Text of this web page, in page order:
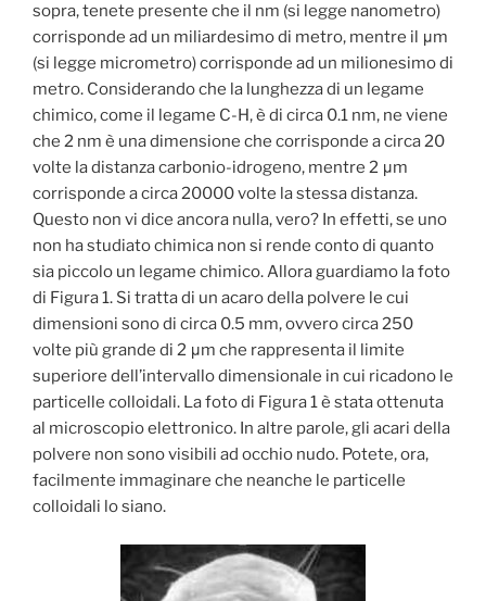
sopra, tenete presente che il nm (si legge nanometro)
corrisponde ad un miliardesimo di metro, mentre il μm
(si legge micrometro) corrisponde ad un milionesimo di
metro. Considerando che la lunghezza di un legame
chimico, come il legame C-H, è di circa 0.1 nm, ne viene
che 2 nm è una dimensione che corrisponde a circa 20
volte la distanza carbonio-idrogeno, mentre 2 μm
corrisponde a circa 20000 volte la stessa distanza.
Questo non vi dice ancora nulla, vero? In effetti, se uno
non ha studiato chimica non si rende conto di quanto
sia piccolo un legame chimico. Allora guardiamo la foto
di Figura 1. Si tratta di un acaro della polvere le cui
dimensioni sono di circa 0.5 mm, ovvero circa 250
volte più grande di 2 μm che rappresenta il limite
superiore dell’intervallo dimensionale in cui ricadono le
particelle colloidali. La foto di Figura 1 è stata ottenuta
al microscopio elettronico. In altre parole, gli acari della
polvere non sono visibili ad occhio nudo. Potete, ora,
facilmente immaginare che neanche le particelle
colloidali lo siano.